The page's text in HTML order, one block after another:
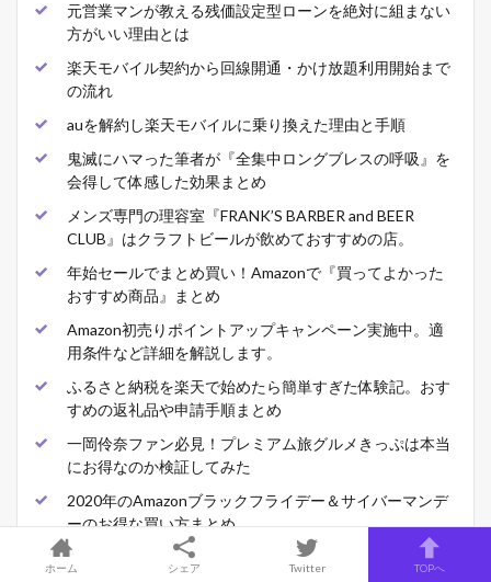
元営業マンが教える残価設定型ローンを絶対に組まない
方がいい理由とは
楽天モバイル契約から回線開通・かけ放題利用開始まで
の流れ
auを解約し楽天モバイルに乗り換えた理由と手順
鬼滅にハマった筆者が『全集中ロングブレスの呼吸』を
会得して体感した効果まとめ
メンズ専門の理容室『FRANK’S BARBER and BEER
CLUB』はクラフトビールが飲めておすすめの店。
年始セールでまとめ買い！Amazonで『買ってよかった
おすすめ商品』まとめ
Amazon初売りポイントアップキャンペーン実施中。適
用条件など詳細を解説します。
ふるさと納税を楽天で始めたら簡単すぎた体験記。おす
すめの返礼品や申請手順まとめ
一岡伶奈ファン必見！プレミアム旅グルメきっぷは本当
にお得なのか検証してみた
2020年のAmazonブラックフライデー＆サイバーマンデ
ーのお得な買い方まとめ
在宅ワーク用の椅子としてバランスボールをおすすめす
ホーム シェア Twitter TOPへ